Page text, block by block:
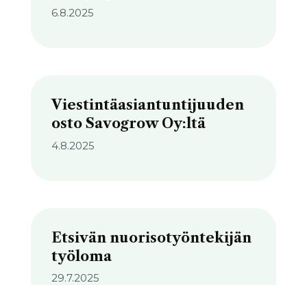
6.8.2025
Viestintäasiantuntijuuden
osto Savogrow Oy:ltä
4.8.2025
Etsivän nuorisotyöntekijän
työloma
29.7.2025